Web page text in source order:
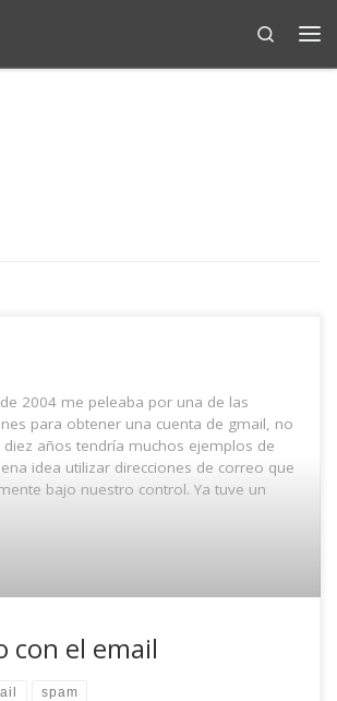
Search
2004 me peleaba por una de las
para obtener una cuenta de gmail, no
años tendría muchos ejemplos de
idea utilizar direcciones de correo que
bajo nuestro control. Ya tuve un
con el email
spam